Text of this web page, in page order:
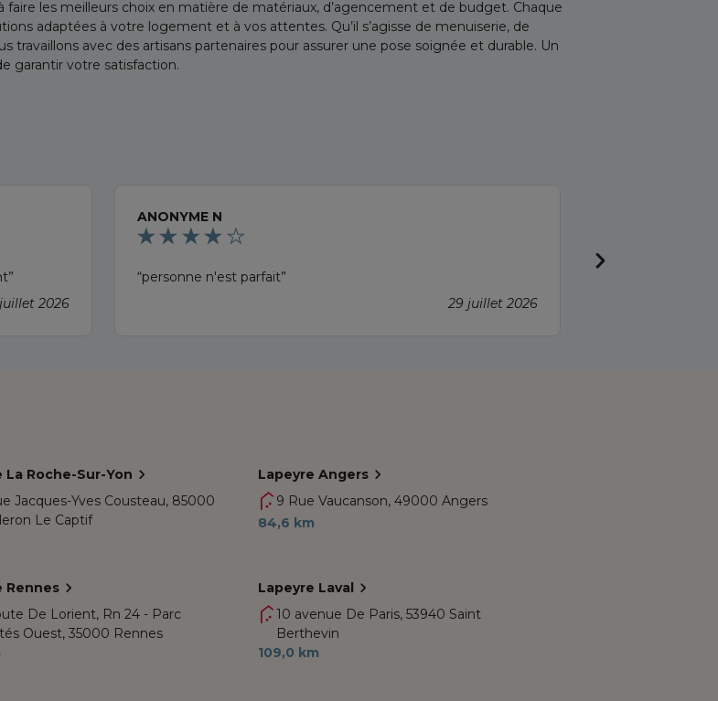
les meilleurs choix en matière de matériaux, d’agencement et de budget. Chaque
adaptées à votre logement et à vos attentes. Qu’il s’agisse de menuiserie, de
travaillons avec des artisans partenaires pour assurer une pose soignée et durable. Un
garantir votre satisfaction.
2026
ANONYME N
29 juillet 2026
personne n'est parfait
La Roche-Sur-Yon
Jacques-Yves Cousteau, 85000
Le Captif
Lapeyre Angers
9 Rue Vaucanson, 49000 Angers
84,6 km
Rennes
De Lorient, Rn 24 - Parc
Ouest, 35000 Rennes
Lapeyre Laval
10 avenue De Paris, 53940 Saint
Berthevin
109,0 km